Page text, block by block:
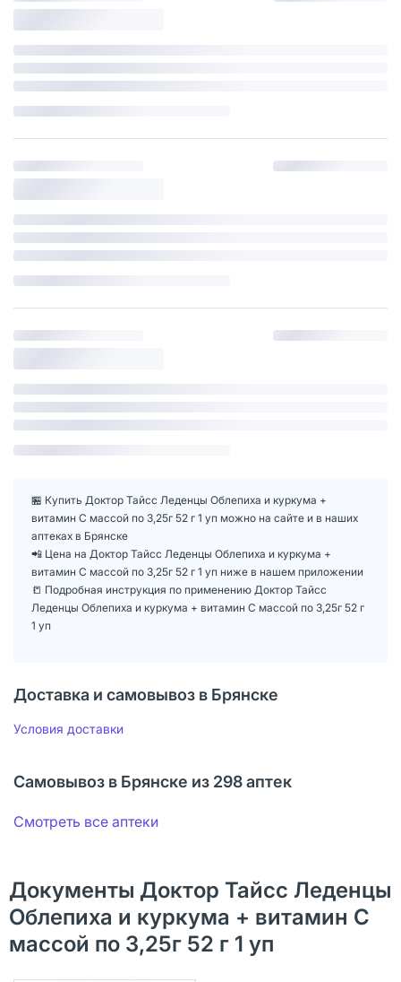
🏪 Купить Доктор Тайсс Леденцы Облепиха и куркума +
витамин С массой по 3,25г 52 г 1 уп можно на сайте и в наших
аптеках в Брянске
📲 Цена на Доктор Тайсс Леденцы Облепиха и куркума +
витамин С массой по 3,25г 52 г 1 уп ниже в нашем приложении
📒 Подробная инструкция по применению Доктор Тайсс
Леденцы Облепиха и куркума + витамин С массой по 3,25г 52 г
1 уп
Доставка и самовывоз в Брянске
Условия доставки
Самовывоз в Брянске из 298 аптек
Смотреть все аптеки
Документы Доктор Тайсс Леденцы
Облепиха и куркума + витамин С
массой по 3,25г 52 г 1 уп